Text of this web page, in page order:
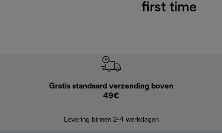
first time
Gratis standaard verzending boven
49€
Levering binnen 2-4 werkdagen